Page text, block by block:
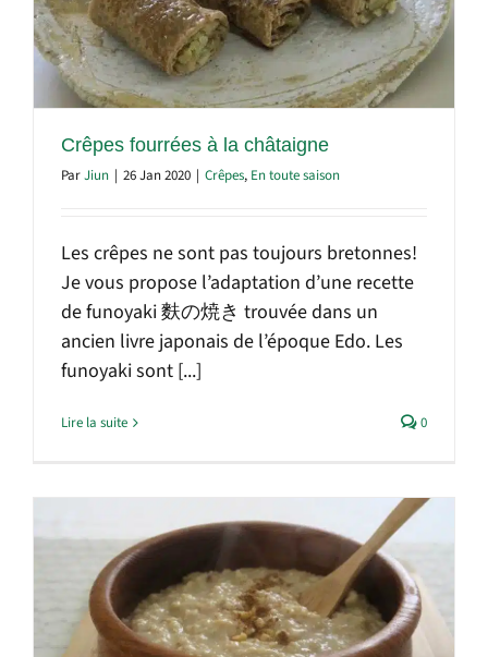
Crêpes fourrées à la châtaigne
ParJiun | 26 Jan 2020 | Crêpes, En toute saison
Les crêpes ne sont pas toujours bretonnes!
Je vous propose l’adaptation d’une recette
de funoyaki 麩の焼き trouvée dans un
ancien livre japonais de l’époque Edo. Les
funoyaki sont [...]
Lire la suite 0